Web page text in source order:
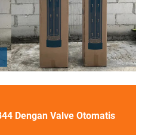
Dengan Valve Otomatis